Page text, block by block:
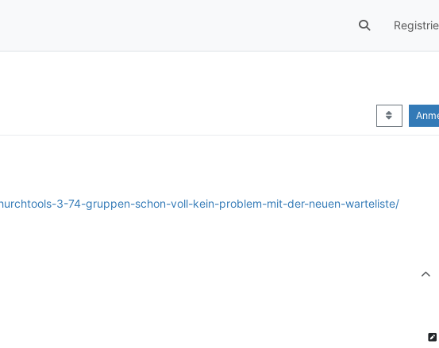
3-74-gruppen-schon-voll-kein-problem-mit-der-neuen-warteliste/